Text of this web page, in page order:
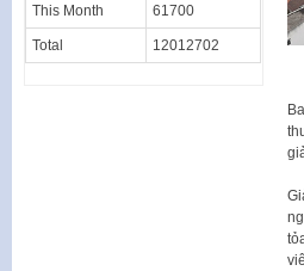
This Month 61700
Total 12012702